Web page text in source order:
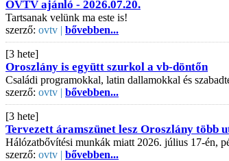
OVTV ajánló - 2026.07.20.
Tartsanak velünk ma este is!
szerző: ovtv | bővebben...
[3 hete]
Oroszlány is együtt szurkol a vb-döntőn
Családi programokkal, latin dallamokkal és
szerző: ovtv | bővebben...
[3 hete]
Tervezett áramszünet lesz Oroszlány több
Hálózatbővítési munkák miatt 2026. július 17-én,
szerző: ovtv | bővebben...